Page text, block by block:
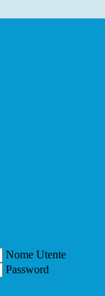
Nome Utente
Password